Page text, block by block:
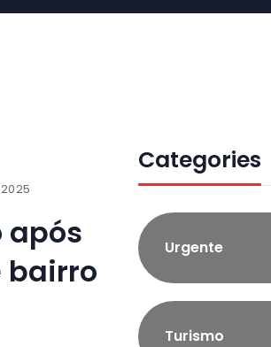
após
bairro
Categories
Urgente
Turismo